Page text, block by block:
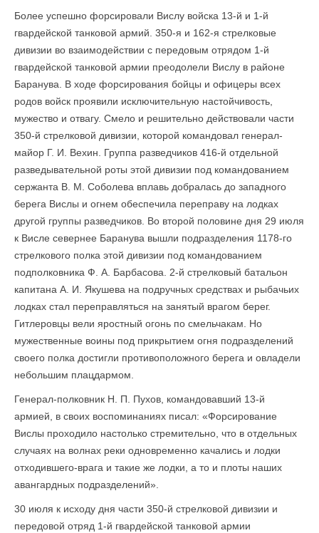
Более успешно форсировали Вислу войска 13-й и 1-й
гвардейской танковой армий. 350-я и 162-я стрелковые
дивизии во взаимодействии с передовым отрядом 1-й
гвардейской танковой армии преодолели Вислу в районе
Баранува. В ходе форсирования бойцы и офицеры всех
родов войск проявили исключительную настойчивость,
мужество и отвагу. Смело и решительно действовали части
350-й стрелковой дивизии, которой командовал генерал-
майор Г. И. Вехин. Группа разведчиков 416-й отдельной
разведывательной роты этой дивизии под командованием
сержанта В. М. Соболева вплавь добралась до западного
берега Вислы и огнем обеспечила переправу на лодках
другой группы разведчиков. Во второй половине дня 29 июля
к Висле севернее Баранува вышли подразделения 1178-го
стрелко­вого полка этой дивизии под командованием
подполковника Ф. А. Барбасова. 2-й стрелковый батальон
капитана А. И. Якушева на подручных средствах и рыбачьих
лодках стал переправляться на занятый врагом берег.
Гитлеровцы вели яростный огонь по смельчакам. Но
мужественные воины под прикрытием огня подразделений
своего полка достигли противоположного берега и овладели
небольшим плацдармом.
Генерал-полковник Н. П. Пухов, командовавший 13-й
армией, в своих воспоминаниях писал: «Форсирование
Вислы проходило настолько стремительно, что в отдельных
случаях на волнах реки одновременно качались и лодки
отходившего-врага и такие же лодки, а то и плоты наших
авангардных подразделений».
30 июля к исходу дня части 350-й стрелковой дивизии и
передовой отряд 1-й гвардейской танковой армии